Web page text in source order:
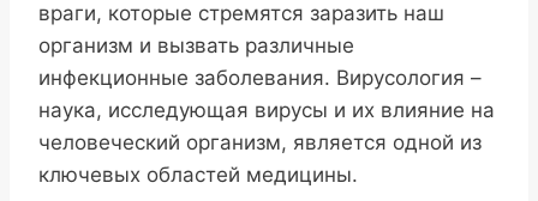
враги, которые стремятся заразить наш
организм и вызвать различные
инфекционные заболевания. Вирусология –
наука, исследующая вирусы и их влияние на
человеческий организм, является одной из
ключевых областей медицины.